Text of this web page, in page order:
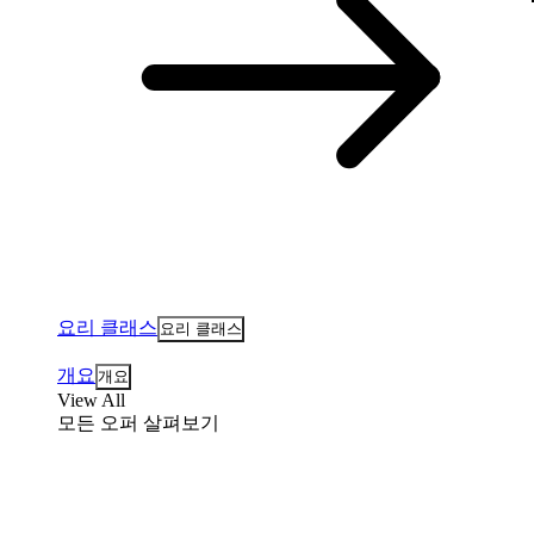
요리 클래스 요리 클래스
개요 개요
View All
모든 오퍼 살펴보기